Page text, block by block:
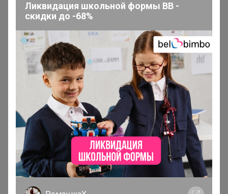
200 000+
пользователей
по
Реклама
Как здесь все устроено?
Ликвидация школьной формы BB -
скидки до -68%